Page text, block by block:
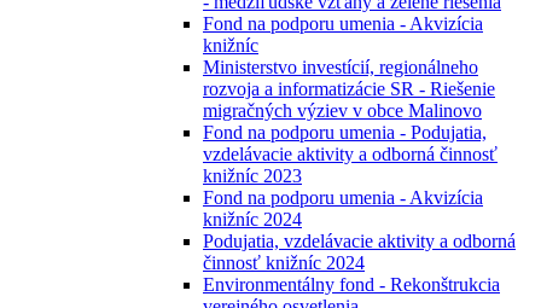
Fond na podporu umenia - Akvizícia
knižníc
Ministerstvo investícií, regionálneho
rozvoja a informatizácie SR - Riešenie
migračných výziev v obce Malinovo
Fond na podporu umenia - Podujatia,
vzdelávacie aktivity a odborná činnosť
knižníc 2023
Fond na podporu umenia - Akvizícia
knižníc 2024
Podujatia, vzdelávacie aktivity a odborná
činnosť knižníc 2024
Environmentálny fond - Rekonštrukcia